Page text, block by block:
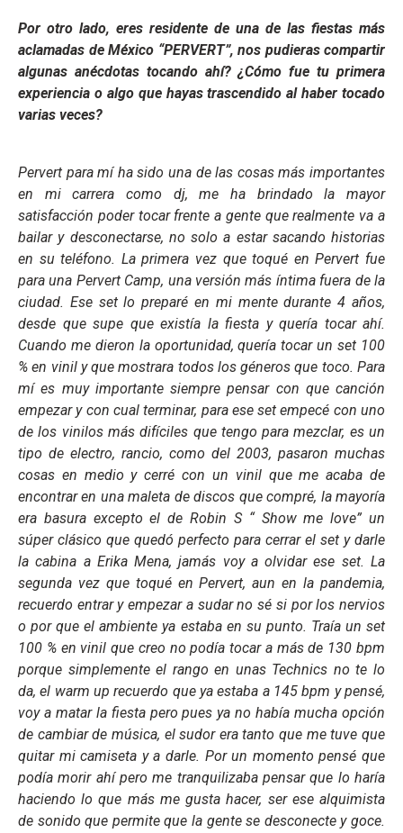
Por otro lado, eres residente de una de las fiestas más
aclamadas de México “PERVERT”, nos pudieras compartir
algunas anécdotas tocando ahí? ¿Cómo fue tu primera
experiencia o algo que hayas trascendido al haber tocado
varias veces?
Pervert para mí ha sido una de las cosas más importantes
en mi carrera como dj, me ha brindado la mayor
satisfacción poder tocar frente a gente que realmente va a
bailar y desconectarse, no solo a estar sacando historias
en su teléfono. La primera vez que toqué en Pervert fue
para una Pervert Camp, una versión más íntima fuera de la
ciudad. Ese set lo preparé en mi mente durante 4 años,
desde que supe que existía la fiesta y quería tocar ahí.
Cuando me dieron la oportunidad, quería tocar un set 100
% en vinil y que mostrara todos los géneros que toco. Para
mí es muy importante siempre pensar con que canción
empezar y con cual terminar, para ese set empecé con uno
de los vinilos más difíciles que tengo para mezclar, es un
tipo de electro, rancio, como del 2003, pasaron muchas
cosas en medio y cerré con un vinil que me acaba de
encontrar en una maleta de discos que compré, la mayoría
era basura excepto el de Robin S “ Show me love” un
súper clásico que quedó perfecto para cerrar el set y darle
la cabina a Erika Mena, jamás voy a olvidar ese set. La
segunda vez que toqué en Pervert, aun en la pandemia,
recuerdo entrar y empezar a sudar no sé si por los nervios
o por que el ambiente ya estaba en su punto. Traía un set
100 % en vinil que creo no podía tocar a más de 130 bpm
porque simplemente el rango en unas Technics no te lo
da, el warm up recuerdo que ya estaba a 145 bpm y pensé,
voy a matar la fiesta pero pues ya no había mucha opción
de cambiar de música, el sudor era tanto que me tuve que
quitar mi camiseta y a darle. Por un momento pensé que
podía morir ahí pero me tranquilizaba pensar que lo haría
haciendo lo que más me gusta hacer, ser ese alquimista
de sonido que permite que la gente se desconecte y goce.